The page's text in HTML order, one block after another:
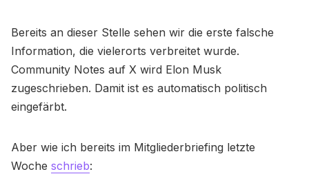
Bereits an dieser Stelle sehen wir die erste falsche
Information, die vielerorts verbreitet wurde.
Community Notes auf X wird Elon Musk
zugeschrieben. Damit ist es automatisch politisch
eingefärbt.
Aber wie ich bereits im Mitgliederbriefing letzte
Woche schrieb: